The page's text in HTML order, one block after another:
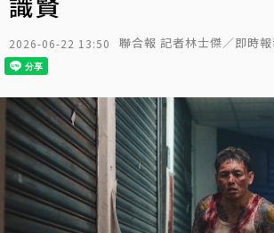
2026-06-22 13:50 聯合報 記者林士傑／即時